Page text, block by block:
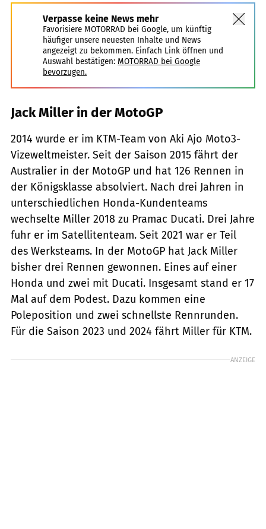
Verpasse keine News mehr
Favorisiere MOTORRAD bei Google, um künftig
häufiger unsere neuesten Inhalte und News
angezeigt zu bekommen. Einfach Link öffnen und
Auswahl bestätigen: MOTORRAD bei Google
bevorzugen.
Jack Miller in der MotoGP
2014 wurde er im KTM-Team von Aki Ajo Moto3-
Vizeweltmeister. Seit der Saison 2015 fährt der
Australier in der MotoGP und hat 126 Rennen in
der Königsklasse absolviert. Nach drei Jahren in
unterschiedlichen Honda-Kundenteams
wechselte Miller 2018 zu Pramac Ducati. Drei Jahre
fuhr er im Satellitenteam. Seit 2021 war er Teil
des Werksteams. In der MotoGP hat Jack Miller
bisher drei Rennen gewonnen. Eines auf einer
Honda und zwei mit Ducati. Insgesamt stand er 17
Mal auf dem Podest. Dazu kommen eine
Poleposition und zwei schnellste Rennrunden.
Für die Saison 2023 und 2024 fährt Miller für KTM.
ANZEIGE